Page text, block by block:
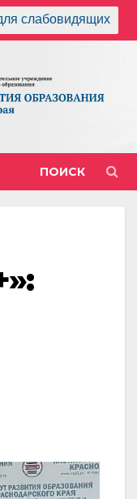
слабовидящих
ПОИСК